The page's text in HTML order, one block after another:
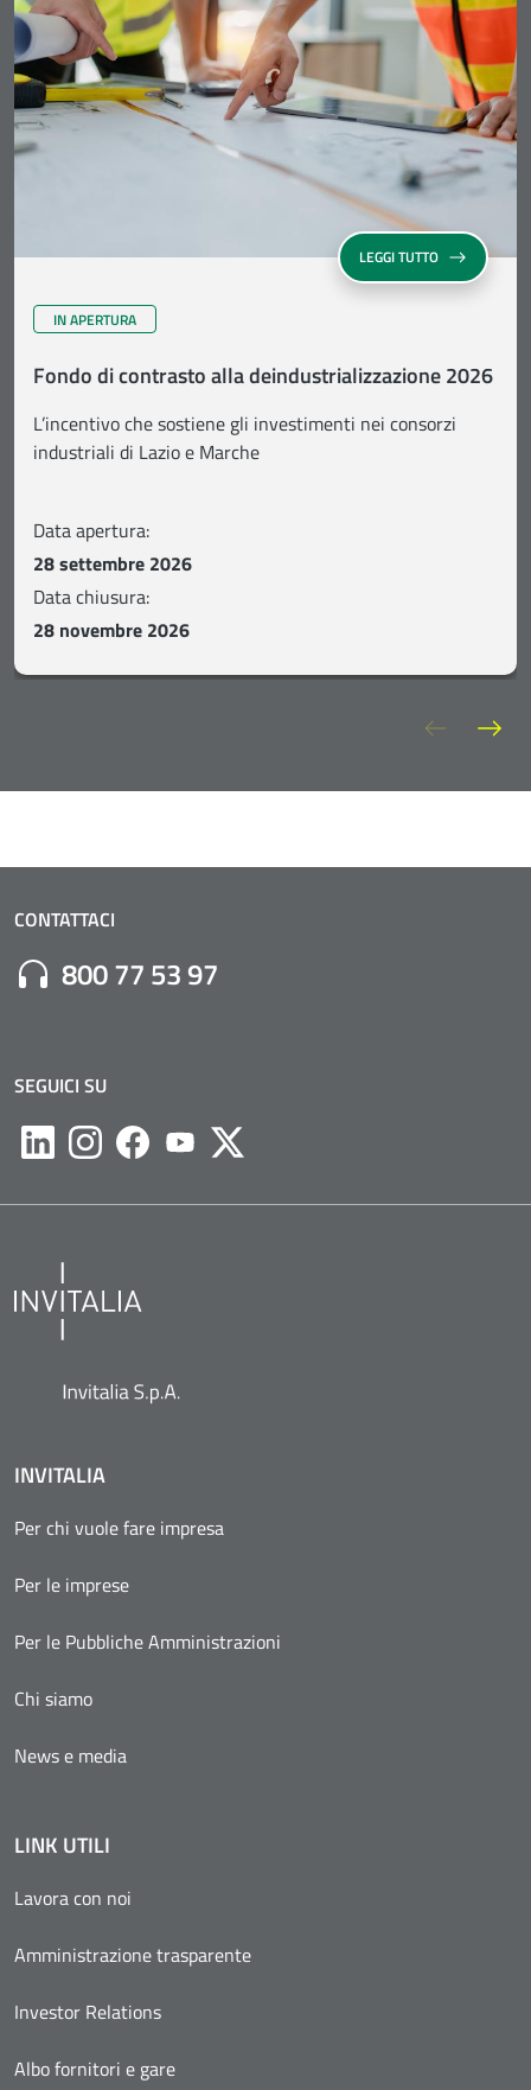
LEGGI TUTTOSU FONDO DI
IN APERTURA
Fondo di contrasto alla deindustrializzazione 2026
L’incentivo che sostiene gli investimenti nei consorzi
industriali di Lazio e Marche
Data apertura:
28 settembre 2026
Data chiusura:
28 novembre 2026
Slide
CONTATTACI
Numero di Telefono:
800 77 53 97
SEGUICI SU
LikedinInstagramFacebookYoutubeTwitter
INVITALIA
Per chi vuole fare impresa
Per le imprese
Per le Pubbliche Amministrazioni
Chi siamo
News e media
LINK UTILI
Lavora con noi
Amministrazione trasparente
Investor Relations
Albo fornitori e gare